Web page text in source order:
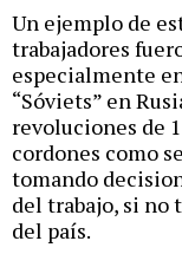
Un ejemplo de
trabajadores
especialmente
“Sóviets” en
revoluciones de
cordones como
tomando
del trabajo, si no
del país.